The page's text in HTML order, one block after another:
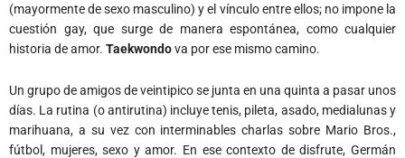
(mayormente de sexo masculino) y el vínculo entre ellos; no impone la
cuestión gay, que surge de manera espontánea, como cualquier
historia de amor. Taekwondova por ese mismo camino.
Un grupo de amigos de veintipico se junta en una quinta a pasar unos
días. La rutina (o antirutina) incluye tenis, pileta, asado, medialunas y
marihuana, a su vez con interminables charlas sobre Mario Bros.,
fútbol, mujeres, sexo y amor. En ese contexto de disfrute, Germán